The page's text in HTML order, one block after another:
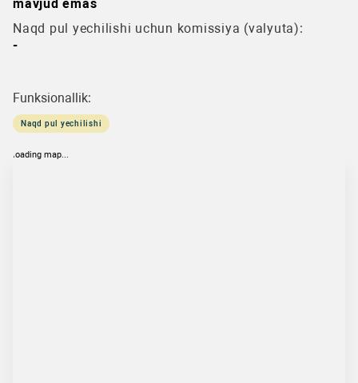
mavjud emas
Naqd pul yechilishi uchun komissiya (valyuta):
-
Funksionallik:
Naqd pul yechilishi
loading map...